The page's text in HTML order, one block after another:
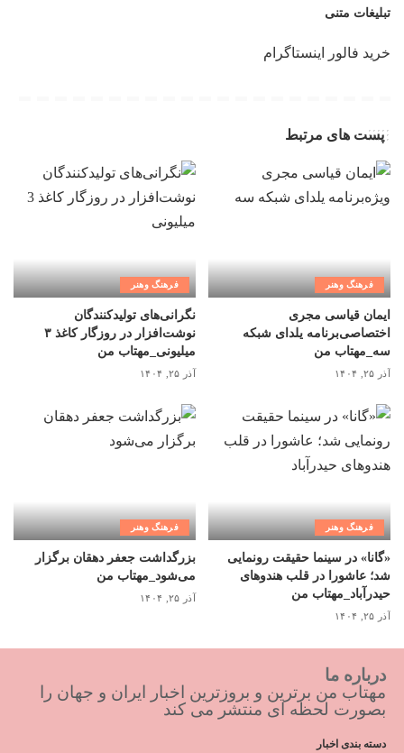
تبلیغات متنی
خرید فالور اینستاگرام
پست های مرتبط
فرهنگ وهنر
ایمان قیاسی مجری
اختصاصی‌برنامه یلدای شبکه
سه_مهتاب من
آذر ۲۵, ۱۴۰۴
فرهنگ وهنر
نگرانی‌های تولیدکنندگان
نوشت‌افزار در روزگار کاغذ ۳
میلیونی_مهتاب من
آذر ۲۵, ۱۴۰۴
فرهنگ وهنر
«گانا» در سینما حقیقت رونمایی
شد؛ عاشورا در قلب هندوهای
حیدرآباد_مهتاب من
آذر ۲۵, ۱۴۰۴
فرهنگ وهنر
بزرگداشت جعفر دهقان برگزار
می‌شود_مهتاب من
آذر ۲۵, ۱۴۰۴
درباره ما
مهتاب من برترین و بروزترین اخبار ایران و جهان را
بصورت لحظه ای منتشر می کند
دسته بندی اخبار